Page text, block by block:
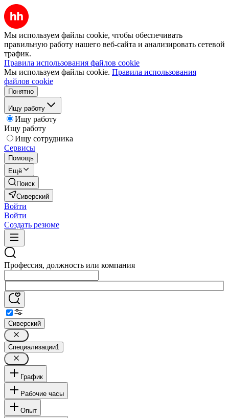
Мы используем файлы cookie, чтобы обеспечивать
правильную работу нашего веб-сайта и анализировать сетевой
трафик.
Правила использования файлов cookie
Мы используем файлы cookie. Правила использования
файлов cookie
Понятно
Ищу работу
Ищу работу
Ищу работу
Ищу сотрудника
Сервисы
Помощь
Ещё
Поиск
Сиверский
Войти
Войти
Создать резюме
Профессия, должность или компания
Сиверский
Специализации1
График
Рабочие часы
Опыт